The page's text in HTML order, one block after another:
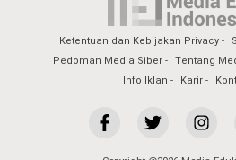
Ketentuan dan Kebijakan Privacy
Pedoman Media Siber
Tentang
Info Iklan
Karir